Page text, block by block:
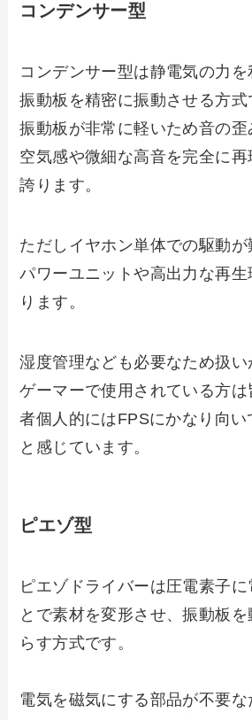
コンデンサー型
コンデンサー型は静電気の力
振動板を精密に振動させる方式
振動板が非常に軽いため音の歪
空気感や微細な高音を完全に再
誇ります。
ただしイヤホン単体での駆動
パワーユニットや高出力な再
ります。
湿度管理なども必要なため扱
ゲーマーで使用されている方
者個人的にはFPSにかなり向い
と感じています。
ピエゾ型
ピエゾドライバーは圧電素子に
とで素材を変形させ、振動板
らす方式です。
電気を磁気にする部品が不要